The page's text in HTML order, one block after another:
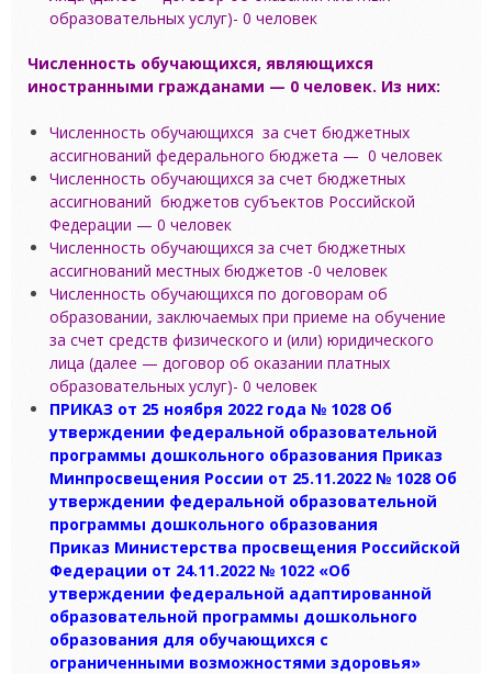
образовательных услуг)- 0 человек
Численность обучающихся, являющихся
иностранными гражданами — 0 человек. Из них:
Численность обучающихся за счет бюджетных
ассигнований федерального бюджета — 0 человек
Численность обучающихся за счет бюджетных
ассигнований бюджетов субъектов Российской
Федерации — 0 человек
Численность обучающихся за счет бюджетных
ассигнований местных бюджетов -0 человек
Численность обучающихся по договорам об
образовании, заключаемых при приеме на обучение
за счет средств физического и (или) юридического
лица (далее — договор об оказании платных
образовательных услуг)- 0 человек
ПРИКАЗ от 25 ноября 2022 года № 1028 Об
утверждении федеральной образовательной
программы дошкольного образования Приказ
Минпросвещения России от 25.11.2022 № 1028 Об
утверждении федеральной образовательной
программы дошкольного образования
Приказ Министерства просвещения Российской
Федерации от 24.11.2022 № 1022 «Об
утверждении федеральной адаптированной
образовательной программы дошкольного
образования для обучающихся с
ограниченными возможностями здоровья»